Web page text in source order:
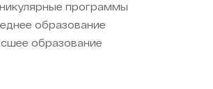
программы
образование
образование